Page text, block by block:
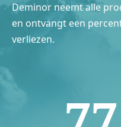
Deminor neemt alle
en ontvangt een
verliezen.